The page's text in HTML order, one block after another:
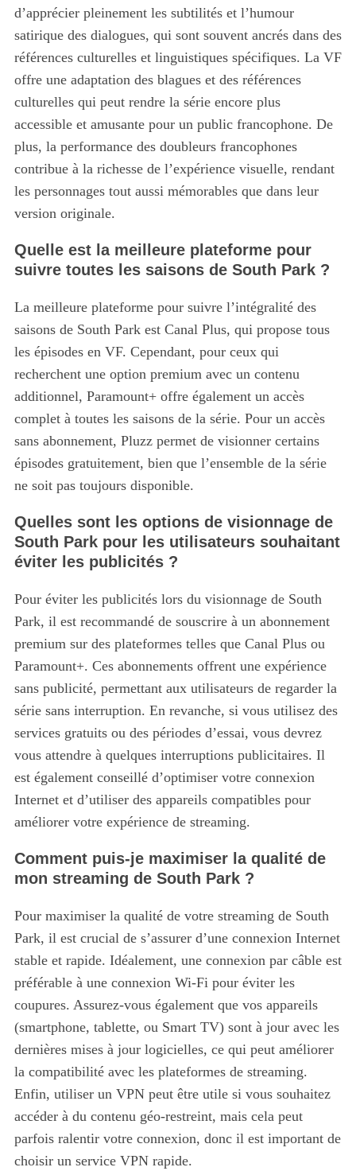
d’apprécier pleinement les subtilités et l’humour
satirique des dialogues, qui sont souvent ancrés dans des
références culturelles et linguistiques spécifiques. La VF
offre une adaptation des blagues et des références
culturelles qui peut rendre la série encore plus
accessible et amusante pour un public francophone. De
plus, la performance des doubleurs francophones
contribue à la richesse de l’expérience visuelle, rendant
les personnages tout aussi mémorables que dans leur
version originale.
Quelle est la meilleure plateforme pour
suivre toutes les saisons de South Park ?
La meilleure plateforme pour suivre l’intégralité des
saisons de South Park est Canal Plus, qui propose tous
les épisodes en VF. Cependant, pour ceux qui
recherchent une option premium avec un contenu
additionnel, Paramount+ offre également un accès
complet à toutes les saisons de la série. Pour un accès
sans abonnement, Pluzz permet de visionner certains
épisodes gratuitement, bien que l’ensemble de la série
ne soit pas toujours disponible.
Quelles sont les options de visionnage de
South Park pour les utilisateurs souhaitant
éviter les publicités ?
Pour éviter les publicités lors du visionnage de South
Park, il est recommandé de souscrire à un abonnement
premium sur des plateformes telles que Canal Plus ou
Paramount+. Ces abonnements offrent une expérience
sans publicité, permettant aux utilisateurs de regarder la
série sans interruption. En revanche, si vous utilisez des
services gratuits ou des périodes d’essai, vous devrez
vous attendre à quelques interruptions publicitaires. Il
est également conseillé d’optimiser votre connexion
Internet et d’utiliser des appareils compatibles pour
améliorer votre expérience de streaming.
Comment puis-je maximiser la qualité de
mon streaming de South Park ?
Pour maximiser la qualité de votre streaming de South
Park, il est crucial de s’assurer d’une connexion Internet
stable et rapide. Idéalement, une connexion par câble est
préférable à une connexion Wi-Fi pour éviter les
coupures. Assurez-vous également que vos appareils
(smartphone, tablette, ou Smart TV) sont à jour avec les
dernières mises à jour logicielles, ce qui peut améliorer
la compatibilité avec les plateformes de streaming.
Enfin, utiliser un VPN peut être utile si vous souhaitez
accéder à du contenu géo-restreint, mais cela peut
parfois ralentir votre connexion, donc il est important de
choisir un service VPN rapide.